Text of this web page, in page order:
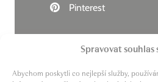
Spravovat souhlas
Abychom poskytli co nejlepší služby,
Pinterest